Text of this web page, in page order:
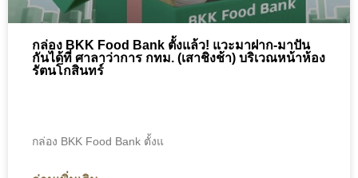
กล่อง BKK Food Bank ตั้งแล้ว! แวะมาฝาก-มาปัน
กันได้ที่ ศาลาว่าการ กทม. (เสาชิงช้า) บริเวณหน้าห้อง
รัตนโกสินทร์
กล่อง BKK Food Bank ตั้งแ